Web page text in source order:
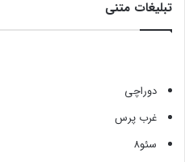
تبلیغات متنی
دوراچی
غرب پرس
سئو8